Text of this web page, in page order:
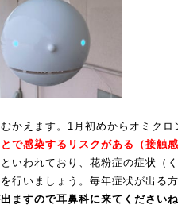
かえます。1月初めからオミク
で感染するリスクがある（接触感
といわれており、花粉症の症状（
行いましょう。毎年症状が出る
ますので耳鼻科に来てくださいね